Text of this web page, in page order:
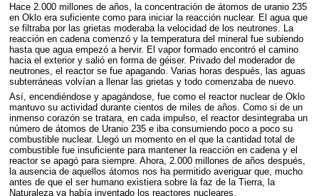
Hace 2.000 millones de años, la concentración de átomos de uranio 235
en Oklo era suficiente como para iniciar la reacción nuclear. El agua que
se filtraba por las grietas moderaba la velocidad de los neutrones. La
reacción en cadena comenzó y la temperatura del mineral fue subiendo
hasta que agua empezó a hervir. El vapor formado encontró el camino
hacia el exterior y salió en forma de géiser. Privado del moderador de
neutrones, el reactor se fue apagando. Varias horas después, las aguas
subterráneas volvían a llenar las grietas y todo comenzaba de nuevo.
Así, encendiéndose y apagándose, fue como el reactor nuclear de Oklo
mantuvo su actividad durante cientos de miles de años. Como si de un
inmenso corazón se tratara, en cada impulso, el reactor desintegraba un
número de átomos de Uranio 235 e iba consumiendo poco a poco su
combustible nuclear. Llegó un momento en el que la cantidad total de
combustible fue insuficiente para mantener la reacción en cadena y el
reactor se apagó para siempre. Ahora, 2.000 millones de años después,
la ausencia de aquellos átomos nos ha permitido averiguar que, mucho
antes de que el ser humano existiera sobre la faz de la Tierra, la
Naturaleza ya había inventado los reactores nucleares.